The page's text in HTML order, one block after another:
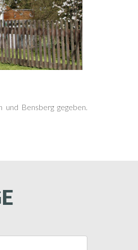
und Bensberg gegeben.